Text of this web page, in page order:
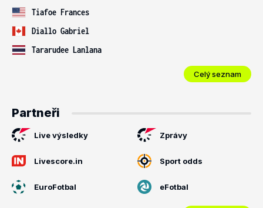
Tiafoe Frances
Diallo Gabriel
Tararudee Lanlana
Celý seznam
Partneři
Live výsledky Zprávy
Livescore.in Sport odds
EuroFotbal eFotbal